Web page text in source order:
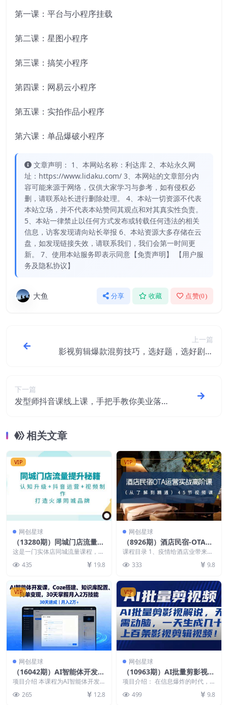
第一课：平台与小程序挂载
第二课：星图小程序
第三课：搞笑小程序
第四课：网易云小程序
第五课：实拍作品小程序
第六课：单品爆破小程序
文章声明： 1、本网站名称：利达库 2、本站永久网
址：https://www.lidaku.com/ 3、本网站的文章部分内
容可能来源于网络，仅供大家学习与参考，如有侵权必
删，请联系站长进行删除处理。 4、本站一切资源不代表
本站立场，并不代表本站赞同其观点和对其真实性负责。
5、本站一律禁止以任何方式发布或转载任何违法的相关
信息，访客发现请向站长举报 6、本站资源大多存储在云
盘，如发现链接失效，请联系我们，我们会第一时间更
新。 7、使用本站服务即表示同意【免责声明】 【用户服
务及隐私协议】
大鱼 分享 收藏 点赞(0)
上一篇
影视剪辑爆款混剪技巧，选好题，选好剧，
下一篇
发型师抖音课线上课，手把手教你美业落地
相关文章
VIP
网创星球
（13280期）同城门店流量提
升秘籍：认知升级+抖音运营
+视频制作，打造火爆同城品
牌
这是一门实体店同城流量课程，内
再到抖音前期准备、账...
435 19.8
VIP
网创星球
（8926期）酒店民宿-OTA运
营实战高阶课（从了解到精
通）45节视频课
课程目录 1、疫情给酒店业带来的
营销中的三个...
333 9.8
VIP
网创星球
（16042期）AI智能体开发
课，Coze搭建、知识库配
置、商单变现，30天掌握月
入2万技能
项目介绍 本课程为AI智能体开发
业变现的全链路教学...
265 12.8
VIP
网创星球
（10963期）AI批量剪影视解
说，无需动脑，一天生成几十
上百条影视剪辑视频
项目介绍： 在信息爆炸的时代，
亮丽的风景线。其中，...
499 9.8